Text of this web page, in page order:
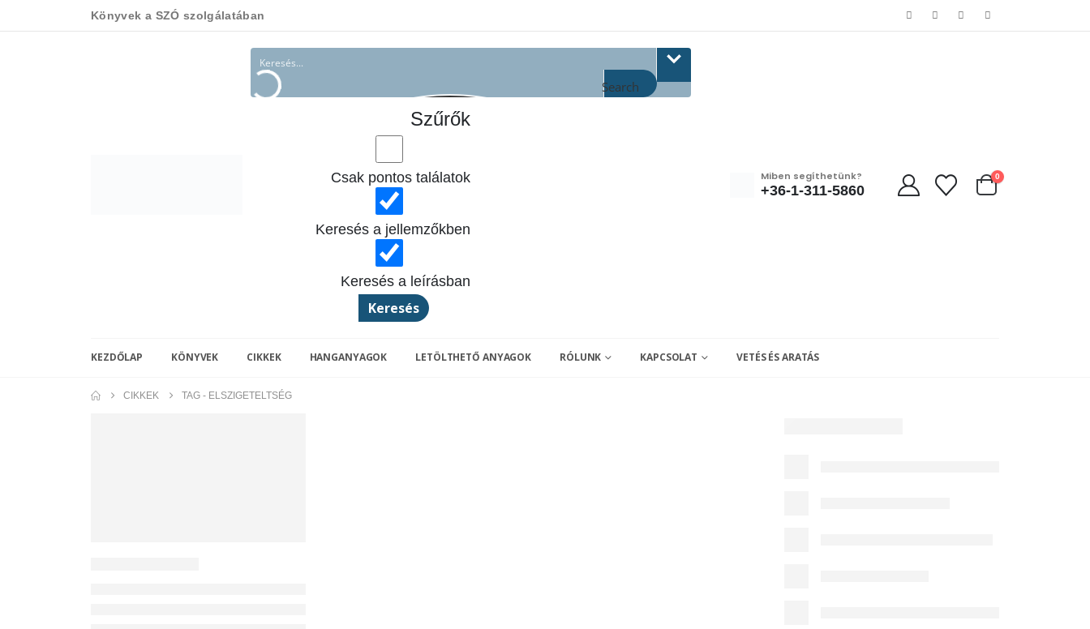
Könyvek a SZÓ szolgálatában
Search
Szűrők
Csak pontos találatok
Keresés a jellemzőkben
Keresés a leírásban
Keresés
Miben segíthetünk?
+36-1-311-5860
0
KEZDŐLAP KÖNYVEK CIKKEK HANGANYAGOK LETÖLTHETŐ ANYAGOK RÓLUNK KAPCSOLAT VETÉS ÉS ARATÁS
CIKKEK TAG - ELSZIGETELTSÉG